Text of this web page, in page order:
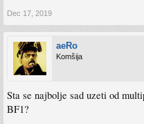
Dec 17, 2019
aeRo
Komšija
Sta se najbolje sad uzeti od
BF1?